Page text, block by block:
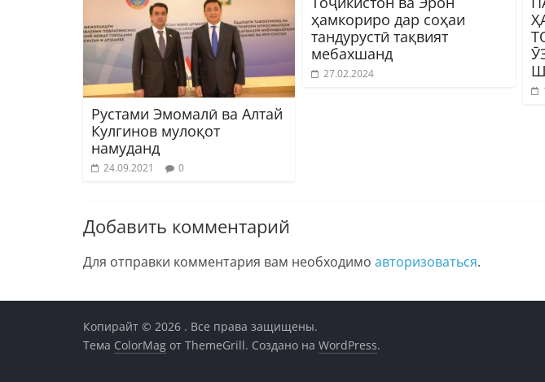
Рустами Эмомалӣ ва Алтай
Кулгинов мулоқот
намуданд
24.09.2021 0
ҳамкориро дар соҳаи
тандурустӣ тақвият
мебахшанд
27.02.2024
Добавить комментарий
Для отправки комментария вам необходимо авторизоваться.
Копирайт © 2026 . Все права защищены.
Тема ColorMag от ThemeGrill. Создано на WordPress.